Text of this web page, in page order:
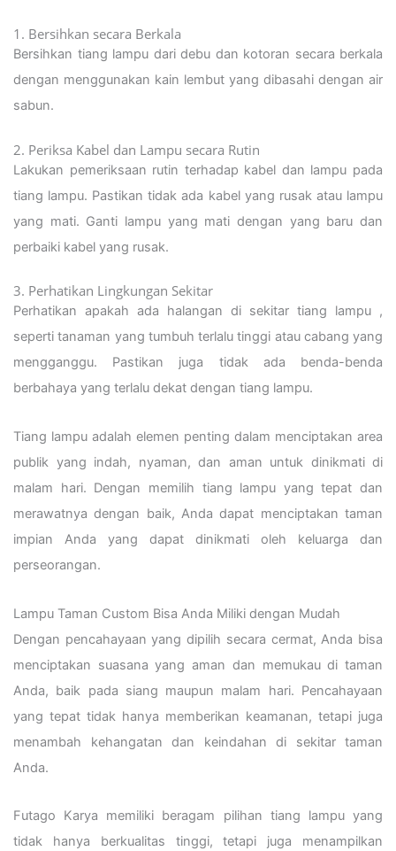
1. Bersihkan secara Berkala
Bersihkan tiang lampu dari debu dan kotoran secara berkala
dengan menggunakan kain lembut yang dibasahi dengan air
sabun.
2. Periksa Kabel dan Lampu secara Rutin
Lakukan pemeriksaan rutin terhadap kabel dan lampu pada
tiang lampu. Pastikan tidak ada kabel yang rusak atau lampu
yang mati. Ganti lampu yang mati dengan yang baru dan
perbaiki kabel yang rusak.
3. Perhatikan Lingkungan Sekitar
Perhatikan apakah ada halangan di sekitar tiang lampu ,
seperti tanaman yang tumbuh terlalu tinggi atau cabang yang
mengganggu. Pastikan juga tidak ada benda-benda
berbahaya yang terlalu dekat dengan tiang lampu.
Tiang lampu adalah elemen penting dalam menciptakan area
publik yang indah, nyaman, dan aman untuk dinikmati di
malam hari. Dengan memilih tiang lampu yang tepat dan
merawatnya dengan baik, Anda dapat menciptakan taman
impian Anda yang dapat dinikmati oleh keluarga dan
perseorangan.
Lampu Taman Custom Bisa Anda Miliki dengan Mudah
Dengan pencahayaan yang dipilih secara cermat, Anda bisa
menciptakan suasana yang aman dan memukau di taman
Anda, baik pada siang maupun malam hari. Pencahayaan
yang tepat tidak hanya memberikan keamanan, tetapi juga
menambah kehangatan dan keindahan di sekitar taman
Anda.
Futago Karya memiliki beragam pilihan tiang lampu yang
tidak hanya berkualitas tinggi, tetapi juga menampilkan